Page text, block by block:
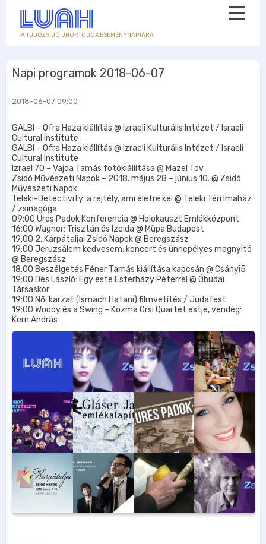
A TUDÓZSIDÓ UNORTODOX ESEMÉNYNAPTÁRA
Napi programok 2018-06-07
2018-06-07 09:00
GALBI – Ofra Haza kiállítás @ Izraeli Kulturális Intézet / Israeli
Cultural Institute
GALBI – Ofra Haza kiállítás @ Izraeli Kulturális Intézet / Israeli
Cultural Institute
Izrael 70 – Vajda Tamás fotókiállítása @ Mazel Tov
Zsidó Művészeti Napok – 2018. május 28 – június 10. @ Zsidó
Művészeti Napok
Teleki-Detectivity: a rejtély, ami életre kel @ Teleki Téri Imaház
/ zsinagóga
09:00 Üres Padok Konferencia @ Holokauszt Emlékközpont
16:00 Wagner: Trisztán és Izolda @ Müpa Budapest
19:00 2. Kárpátaljai Zsidó Napok @ Beregszász
19:00 Jeruzsálem kedvesem: koncert és ünnepélyes megnyitó
@ Beregszász
18:00 Beszélgetés Féner Tamás kiállítása kapcsán @ Csányi5
19:00 Dés László: Egy este Esterházy Péterrel @ Óbudai
Társaskör
19:00 Női karzat (Ismach Hatani) filmvetítés / Judafest
19:00 Woody és a Swing – Kozma Orsi Quartet estje, vendég:
Kern András